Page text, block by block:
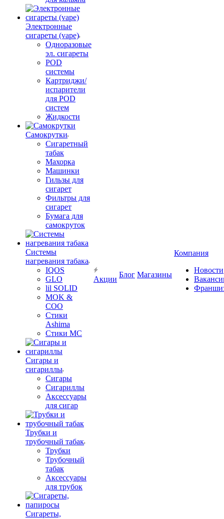
Электронные
сигареты (vape)
Одноразовые
эл. сигареты
POD
системы
Картриджи/
испарители
для POD
систем
Жидкости
Самокрутки
Сигаретный
табак
Махорка
Машинки
Гильзы для
сигарет
Фильтры для
сигарет
Бумага для
самокруток
Системы
нагревания табака
IQOS
GLO
lil SOLID
MOK &
COO
Стики
Ashima
Стики MC
Сигары и
сигариллы
Сигары
Сигариллы
Аксессуары
для сигар
Трубки и
трубочный табак
Трубки
Трубочный
табак
Аксессуары
для трубок
Сигареты,
Акции
Блог Магазины
Компания
Новости